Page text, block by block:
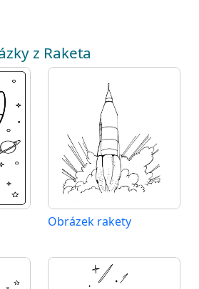
z Raketa
Obrázek rakety